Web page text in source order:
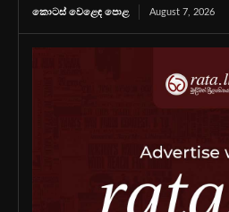
කොටස් වෙළෙඳ පොළ August 7, 2026